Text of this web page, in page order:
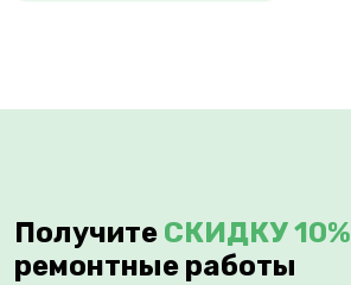
Получите СКИДКУ 10%
ремонтные работы